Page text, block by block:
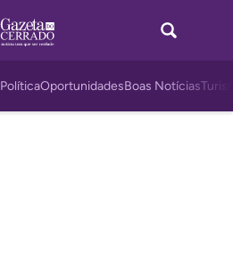
PolíticaOportunidadesBoas Notícias